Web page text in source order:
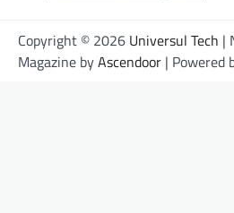
Copyright © 2026 Universul Tech |
Magazine byAscendoor | Powered